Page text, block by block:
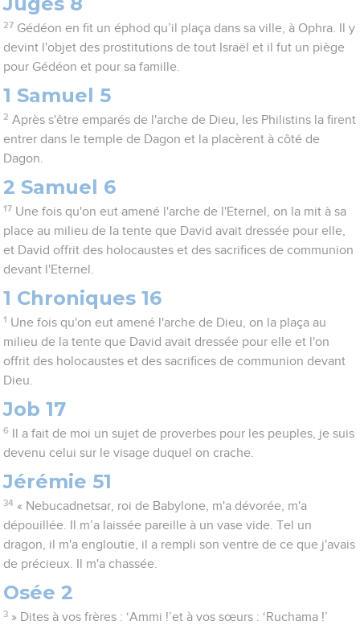
27 Gédéon en fit un éphod qu’il plaça dans sa ville, à Ophra. Il y
devint l'objet des prostitutions de tout Israël et il fut un piège
pour Gédéon et pour sa famille.
1 Samuel 5
2 Après s'être emparés de l'arche de Dieu, les Philistins la firent
entrer dans le temple de Dagon et la placèrent à côté de
Dagon.
2 Samuel 6
17 Une fois qu'on eut amené l'arche de l'Eternel, on la mit à sa
place au milieu de la tente que David avait dressée pour elle,
et David offrit des holocaustes et des sacrifices de communion
devant l'Eternel.
1 Chroniques 16
1 Une fois qu'on eut amené l'arche de Dieu, on la plaça au
milieu de la tente que David avait dressée pour elle et l'on
offrit des holocaustes et des sacrifices de communion devant
Dieu.
Job 17
6
Il a fait de moi un sujet de proverbes pour les peuples, je suis
devenu celui sur le visage duquel on crache.
Jérémie 51
34 « Nebucadnetsar, roi de Babylone, m'a dévorée, m'a
dépouillée. Il m’a laissée pareille à un vase vide. Tel un
dragon, il m'a engloutie, il a rempli son ventre de ce que j'avais
de précieux. Il m'a chassée.
Osée 2
3 » Dites à vos frères : ‘Ammi !’et à vos sœurs : ‘Ruchama !’